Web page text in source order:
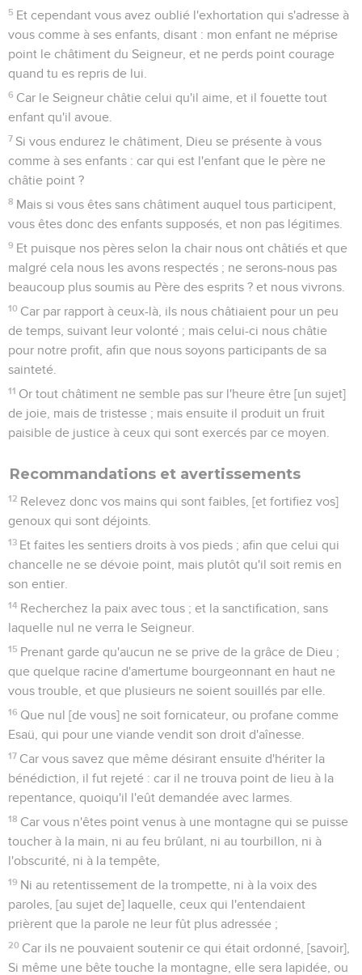
5 Et cependant vous avez oublié l'exhortation qui s'adresse à
vous comme à ses enfants, disant : mon enfant ne méprise
point le châtiment du Seigneur, et ne perds point courage
quand tu es repris de lui.
6 Car le Seigneur châtie celui qu'il aime, et il fouette tout
enfant qu'il avoue.
7 Si vous endurez le châtiment, Dieu se présente à vous
comme à ses enfants : car qui est l'enfant que le père ne
châtie point ?
8 Mais si vous êtes sans châtiment auquel tous participent,
vous êtes donc des enfants supposés, et non pas légitimes.
9 Et puisque nos pères selon la chair nous ont châtiés et que
malgré cela nous les avons respectés ; ne serons-nous pas
beaucoup plus soumis au Père des esprits ? et nous vivrons.
10 Car par rapport à ceux-là, ils nous châtiaient pour un peu
de temps, suivant leur volonté ; mais celui-ci nous châtie
pour notre profit, afin que nous soyons participants de sa
sainteté.
11 Or tout châtiment ne semble pas sur l'heure être [un sujet]
de joie, mais de tristesse ; mais ensuite il produit un fruit
paisible de justice à ceux qui sont exercés par ce moyen.
Recommandations et avertissements
12 Relevez donc vos mains qui sont faibles, [et fortifiez vos]
genoux qui sont déjoints.
13 Et faites les sentiers droits à vos pieds ; afin que celui qui
chancelle ne se dévoie point, mais plutôt qu'il soit remis en
son entier.
14 Recherchez la paix avec tous ; et la sanctification, sans
laquelle nul ne verra le Seigneur.
15 Prenant garde qu'aucun ne se prive de la grâce de Dieu ;
que quelque racine d'amertume bourgeonnant en haut ne
vous trouble, et que plusieurs ne soient souillés par elle.
16 Que nul [de vous] ne soit fornicateur, ou profane comme
Esaü, qui pour une viande vendit son droit d'aînesse.
17 Car vous savez que même désirant ensuite d'hériter la
bénédiction, il fut rejeté : car il ne trouva point de lieu à la
repentance, quoiqu'il l'eût demandée avec larmes.
18 Car vous n'êtes point venus à une montagne qui se puisse
toucher à la main, ni au feu brûlant, ni au tourbillon, ni à
l'obscurité, ni à la tempête,
19 Ni au retentissement de la trompette, ni à la voix des
paroles, [au sujet de] laquelle, ceux qui l'entendaient
prièrent que la parole ne leur fût plus adressée ;
20 Car ils ne pouvaient soutenir ce qui était ordonné, [savoir],
Si même une bête touche la montagne, elle sera lapidée, ou